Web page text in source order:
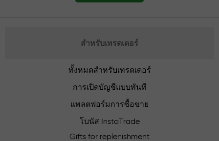
สำหรับเทรดเดอร์
ทั้งหมดสำหรับเทรดเดอร์
การเปิดบัญชีแบบทันที
แพลตฟอร์มการซื้อขาย
โบนัส InstaTrade
Gifts for replenishment